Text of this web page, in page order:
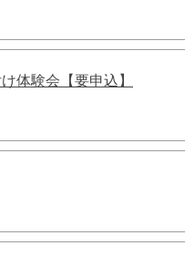
体験会【要申込】